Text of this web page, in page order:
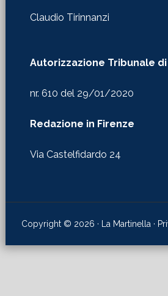
Claudio Tirinnanzi
Autorizzazione Tribunale
nr. 610 del 29/01/2020
Redazione in Firenze
Via Castelfidardo 24
Copyright © 2026 · La Martinella ·